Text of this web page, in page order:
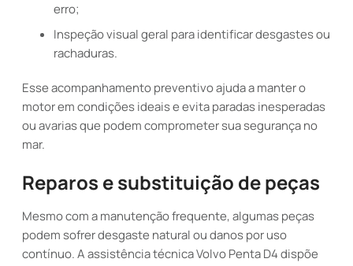
erro;
Inspeção visual geral para identificar desgastes ou
rachaduras.
Esse acompanhamento preventivo ajuda a manter o
motor em condições ideais e evita paradas inesperadas
ou avarias que podem comprometer sua segurança no
mar.
Reparos e substituição de peças
Mesmo com a manutenção frequente, algumas peças
podem sofrer desgaste natural ou danos por uso
contínuo. A assistência técnica Volvo Penta D4 dispõe